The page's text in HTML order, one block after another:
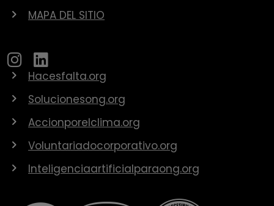
MAPA DEL SITIO
Hacesfalta.org
Solucionesong.org
Accionporelclima.org
Voluntariadocorporativo.org
Inteligenciaartificialparaong.org